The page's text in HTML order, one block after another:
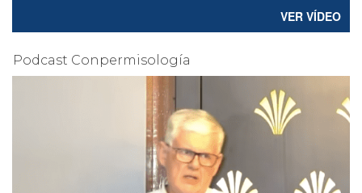
VER VÍDEO
Podcast Conpermisología